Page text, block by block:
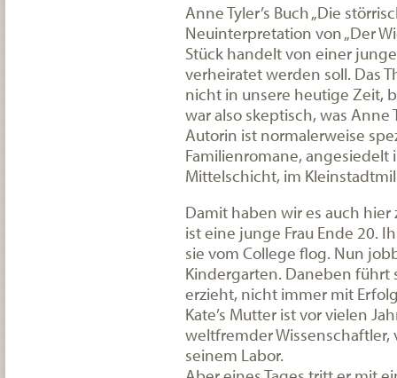
Anne Tyler’s Buch „Die
Neuinterpretation von „Der
Stück handelt von einer
verheiratet werden soll. Das
nicht in unsere heutige Zeit,
war also skeptisch, was
Autorin ist normalerweise
Familienromane,
Mittelschicht, im
Damit haben wir es auch hier
ist eine junge Frau Ende 20.
sie vom College flog. Nun
Kindergarten. Daneben führt
erzieht, nicht immer mit
Kate’s Mutter ist vor vielen
weltfremder
seinem Labor.